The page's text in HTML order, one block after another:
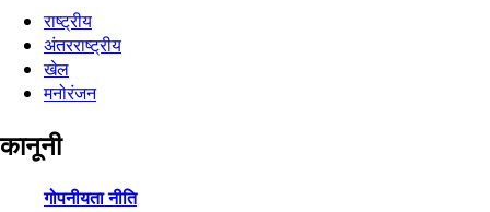
राष्ट्रीय
अंतरराष्ट्रीय
खेल
मनोरंजन
कानूनी
गोपनीयता नीति